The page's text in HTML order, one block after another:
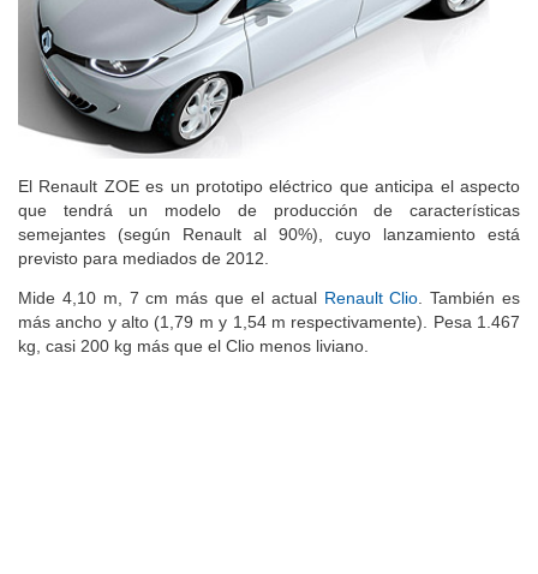
El Renault ZOE es un prototipo eléctrico que anticipa el aspecto
que tendrá un modelo de producción de características
semejantes (según Renault al 90%), cuyo lanzamiento está
previsto para mediados de 2012.
Mide 4,10 m, 7 cm más que el actual Renault Clio . También es
más ancho y alto (1,79 m y 1,54 m respectivamente). Pesa 1.467
kg, casi 200 kg más que el Clio menos liviano.